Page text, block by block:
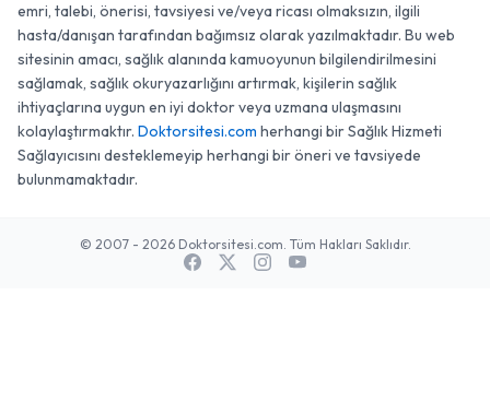
emri, talebi, önerisi, tavsiyesi ve/veya ricası olmaksızın, ilgili
hasta/danışan tarafından bağımsız olarak yazılmaktadır. Bu web
sitesinin amacı, sağlık alanında kamuoyunun bilgilendirilmesini
sağlamak, sağlık okuryazarlığını artırmak, kişilerin sağlık
ihtiyaçlarına uygun en iyi doktor veya uzmana ulaşmasını
kolaylaştırmaktır. Doktorsitesi.com herhangi bir Sağlık Hizmeti
Sağlayıcısını desteklemeyip herhangi bir öneri ve tavsiyede
bulunmamaktadır.
© 2007 - 2026 Doktorsitesi.com. Tüm Hakları Saklıdır.